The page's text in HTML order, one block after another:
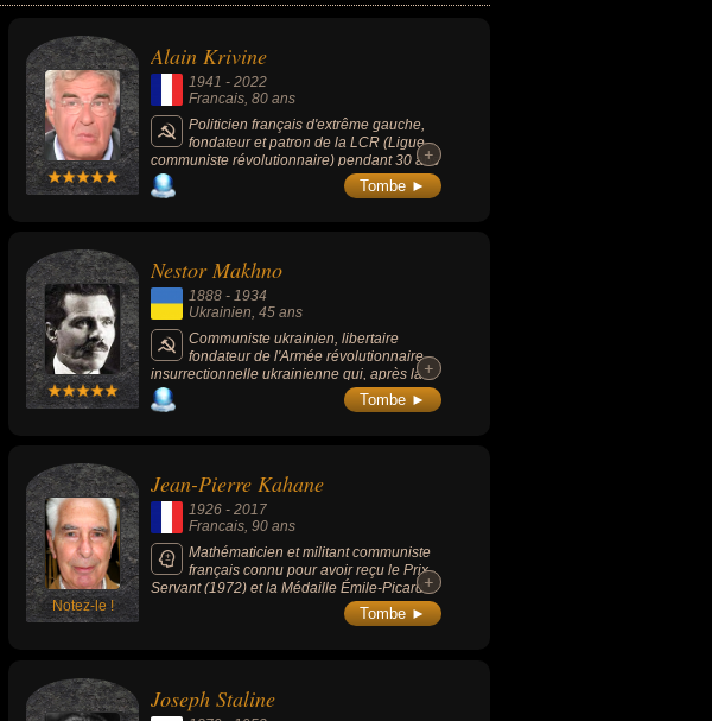
homme politique, philosophe, député, député européen,
conseiller régional, enseignant, mathématicien,
essayiste, humaniste, sociologue, criminel contre
leurs nationalités au moment de leurs morts, ils peuvent
Alain Krivine
1941 -2022
Francais, 80 ans
Politicien français d'extrême gauche,
fondateur et patron de la LCR (Ligue
communiste révolutionnaire) pendant 30 ans
(de 1974 à 2009).
+
+
Tombe ►
Nestor Makhno
1888 -1934
Ukrainien, 45 ans
Communiste ukrainien, libertaire
fondateur de l'Armée révolutionnaire
insurrectionnelle ukrainienne qui, après la
révolution d'Octobre et jusqu'en 1921,
combat à la fois les Armées blanches
+
+
Tombe ►
Notez-le !
Jean-Pierre Kahane
1926 -2017
Francais, 90 ans
Mathématicien et militant communiste
français connu pour avoir reçu le Prix
Servant (1972) et la Médaille Émile-Picard
(1995) « Pour l’ensemble de son œuvre
+
+
Tombe ►
Joseph Staline